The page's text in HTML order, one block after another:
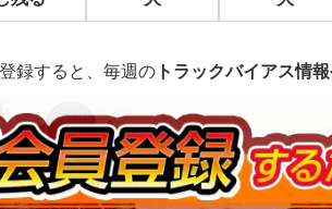
録すると、毎週の トラックバイアス情